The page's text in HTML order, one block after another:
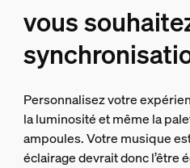
vous
Personnalisez votre
la luminosité et même la
ampoules. Votre musique
éclairage devrait donc l’être